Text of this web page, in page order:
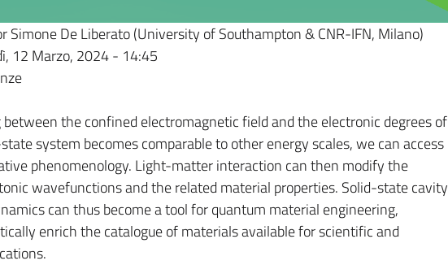
Simone De Liberato (University of Southampton & CNR-IFN, Milano)
12 Marzo, 2024 - 14:45
the confined electromagnetic field and the electronic degrees of
system becomes comparable to other energy scales, we can access
phenomenology. Light-matter interaction can then modify the
wavefunctions and the related material properties. Solid-state cavity
can thus become a tool for quantum material engineering,
enrich the catalogue of materials available for scientific and